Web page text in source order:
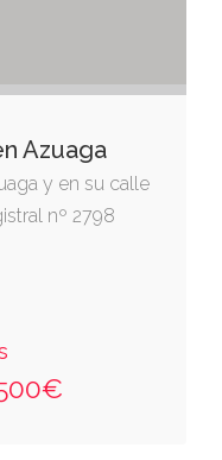
Azuaga
y en su calle
nº 2798